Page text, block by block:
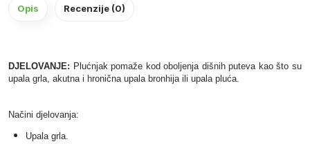
Opis Recenzije (0)
DJELOVANJE: Plućnjak pomaže kod oboljenja dišnih puteva kao što su
upala grla, akutna i hronična upala bronhija ili upala pluća.
Načini djelovanja:
Upala grla.